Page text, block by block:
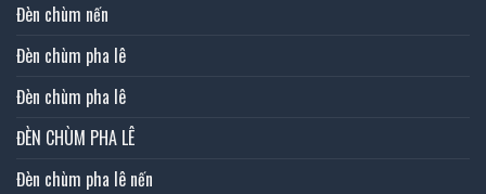
Đèn chùm nến
Đèn chùm pha lê
Đèn chùm pha lê
ĐÈN CHÙM PHA LÊ
Đèn chùm pha lê nến